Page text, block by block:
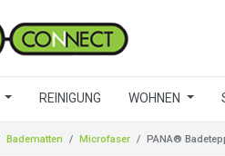
REINIGUNG WOHNEN
Badematten Microfaser PANA®